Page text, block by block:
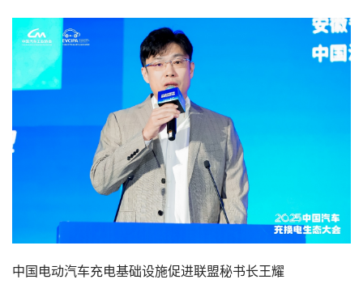
中国电动汽车充电基础设施促进联盟秘书长王耀